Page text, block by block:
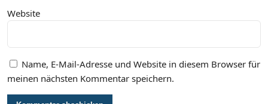
Website
Name, E-Mail-Adresse und Website in diesem Browser für
meinen nächsten Kommentar speichern.